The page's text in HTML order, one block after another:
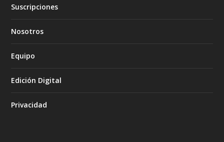
Suscripciones
Nosotros
Equipo
Edición Digital
Privacidad